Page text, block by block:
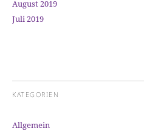
August 2019
Juli 2019
KATEGORIEN
Allgemein